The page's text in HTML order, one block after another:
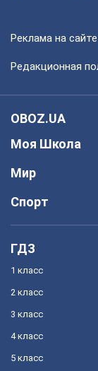
Реклама на сайте
Редакционная
OBOZ.UA
Моя Школа
Мир
Спорт
ГДЗ
1 класс
2 класс
3 класс
4 класс
5 класс